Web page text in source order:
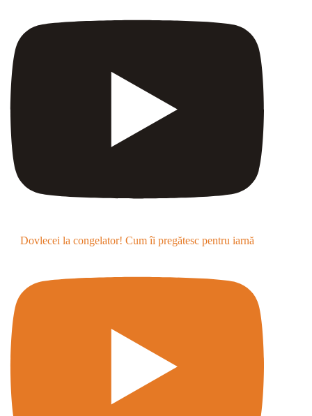
Dovlecei la congelator! Cum îi pregătesc pentru iarnă